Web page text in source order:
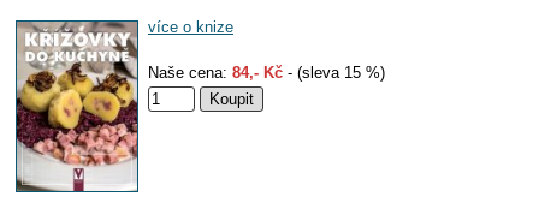
více o knize
Naše cena: 84,- Kč - (sleva 15 %)